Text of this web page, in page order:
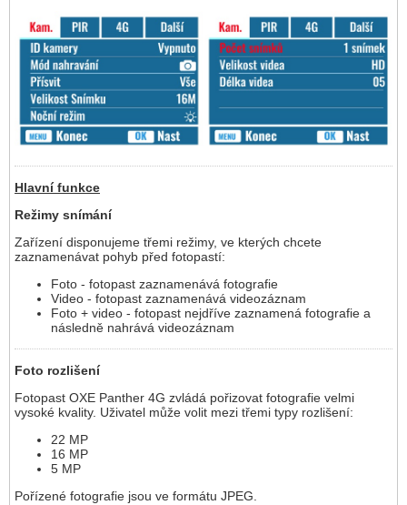
Hlavní funkce
Režimy snímání
Zařízení disponujeme třemi režimy, ve kterých chcete
zaznamenávat pohyb před fotopastí:
Foto - fotopast zaznamenává fotografie
Video - fotopast zaznamenává videozáznam
Foto + video - fotopast nejdříve zaznamená fotografie a
následně nahrává videozáznam
Foto rozlišení
Fotopast OXE Panther 4G zvládá pořizovat fotografie velmi
vysoké kvality. Uživatel může volit mezi třemi typy rozlišení:
22 MP
16 MP
5 MP
Pořízené fotografie jsou ve formátu JPEG.